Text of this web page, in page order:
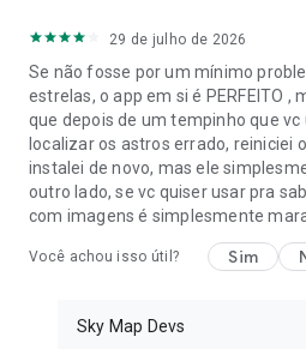
29 de julho de 2026
Se não fosse por um mínimo
estrelas, o app em si é PERFEITO ,
que depois de um tempinho que vc
localizar os astros errado, reiniciei
instalei de novo, mas ele
outro lado, se vc quiser usar pra
com imagens é simplesmente
Você achou isso útil? Sim
Sky Map Devs